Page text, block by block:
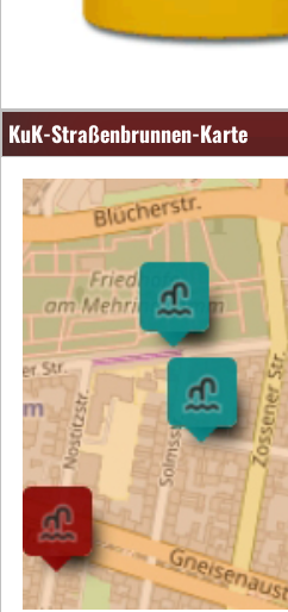
KuK-Straßenbrunnen-Karte